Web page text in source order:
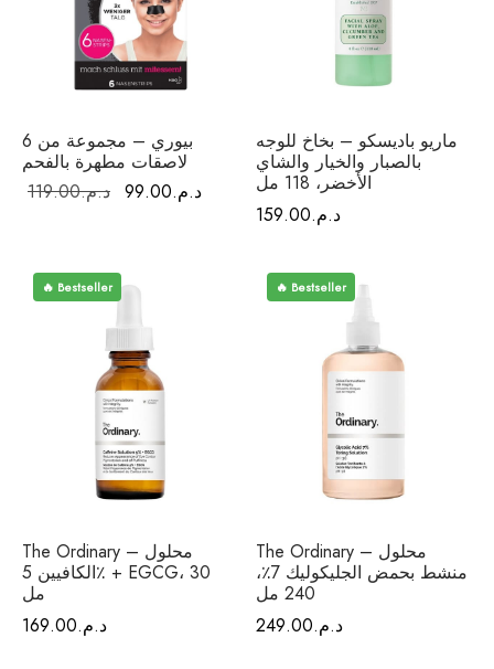
بيوري – مجموعة من 6
لاصقات مطهرة بالفحم
د.م.119.00
السعر د.م.99.00
الحالي هو:
ماريو باديسكو – بخاخ للوجه
بالصبار والخيار والشاي
الأخضر، 118 مل
د.م.159.00
🔥 Bestseller
The Ordinary – محلول
الكافيين 5٪ + EGCG، 30
مل
د.م.169.00
🔥 Bestseller
The Ordinary – محلول
منشط بحمض الجليكوليك 7٪،
240 مل
د.م.249.00